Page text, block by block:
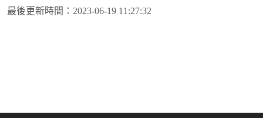
最後更新時間： 2023-06-19 11:27:32